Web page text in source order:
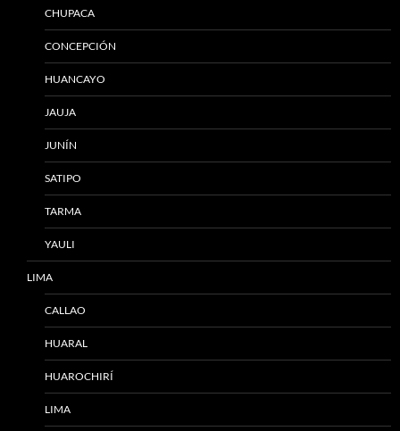
CHUPACA
CONCEPCIÓN
HUANCAYO
JAUJA
JUNÍN
SATIPO
TARMA
YAULI
LIMA
CALLAO
HUARAL
HUAROCHIRÍ
LIMA